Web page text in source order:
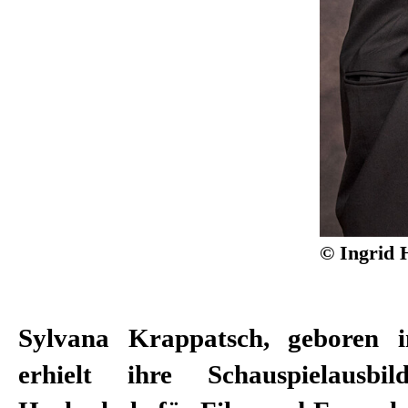
© Ingrid
Sylvana Krappatsch, geboren
erhielt ihre
der Fachzeitschrift Theater
Nachwuchsschauspielerin des